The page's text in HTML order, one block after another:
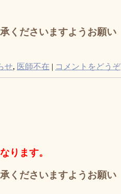
くださいますようお願い
せ, 医師不在 | コメントをどうぞ
ります。
くださいますようお願い